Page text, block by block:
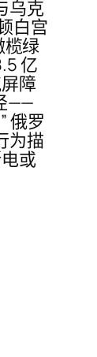
乌克
白宫
榄绿
亿
障
——
俄罗
为描
或